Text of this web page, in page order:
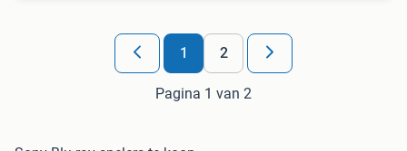
1 2
Pagina 1 van 2